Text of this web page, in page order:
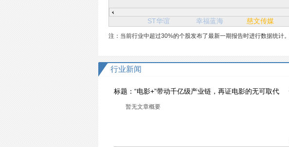
ST华谊 幸福蓝海 慈文传媒
注：当前行业中超过30%的个股发布了最新一期报告时进行数据统计
行业新闻
标题： “电影+”带动千亿级产业链，再证电影的无可取代
暂无文章概要